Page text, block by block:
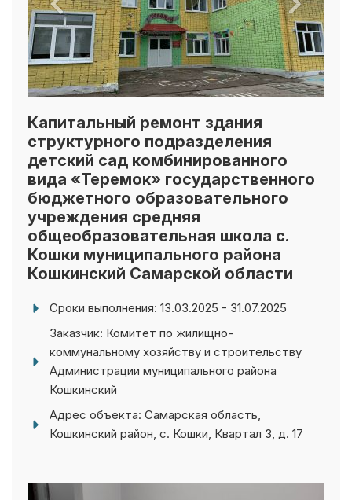
структурного подразделения
детский сад комбинированного
вида «Теремок» государственного
бюджетного образовательного
учреждения средняя
общеобразовательная школа с.
Кошки муниципального района
Кошкинский Самарской области
Заказчик: Комитет по жилищно-
коммунальному хозяйству и строительству
Администрации муниципального района
Кошкинский
Адрес объекта: Самарская область,
Кошкинский район, с. Кошки, Квартал 3, д. 17